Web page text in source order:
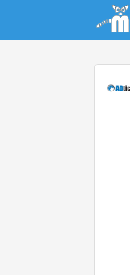
Update cookies preferences